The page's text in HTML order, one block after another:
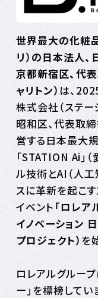
世界最大の化粧
リ）の日本法人
京都新宿区、代
ャリトン） は、
株式会社（ステー
昭和区、代表取
営する日本最大
「STATION Ai」
ル技術とAI（人工
スに革新を起こ
イベント 「ロレ
イノベーション
プロジェクト） を
ロレアルグループ
ー」を標榜して